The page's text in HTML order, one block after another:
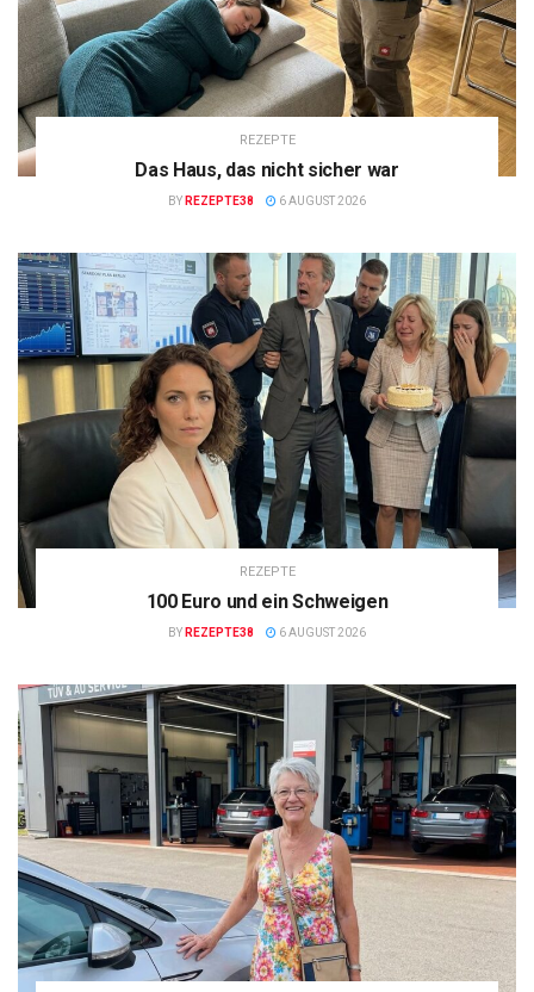
REZEPTE
Das Haus, das nicht sicher war
BY REZEPTE38 6 AUGUST 2026
REZEPTE
100 Euro und ein Schweigen
BY REZEPTE38 6 AUGUST 2026